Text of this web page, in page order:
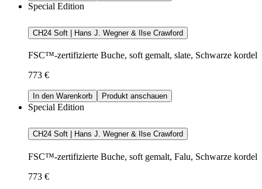
Special Edition
CH24 Soft | Hans J. Wegner & Ilse Crawford
FSC™-zertifizierte Buche, soft gemalt, slate, Schwarze kordel
773 €
In den Warenkorb Produkt anschauen
Special Edition
CH24 Soft | Hans J. Wegner & Ilse Crawford
FSC™-zertifizierte Buche, soft gemalt, Falu, Schwarze kordel
773 €